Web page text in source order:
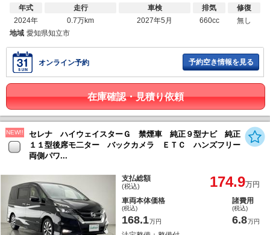
年式
2024年
走行
0.7万km
車検
2027年5月
排気
660cc
修復
無し
地域 愛知県知立市
オンライン予約 予約空き情報を見る
在庫確認・見積り依頼
NEW!!
セレナ ハイウェイスターＧ 禁煙車 純正９型ナビ 純正
１１型後席モ二ター バックカメラ ＥＴＣ ハンズフリー
両側パワ...
支払総額
(税込) 174.9万円
車両本体価格
(税込)
168.1万円
諸費用
(税込)
6.8万円